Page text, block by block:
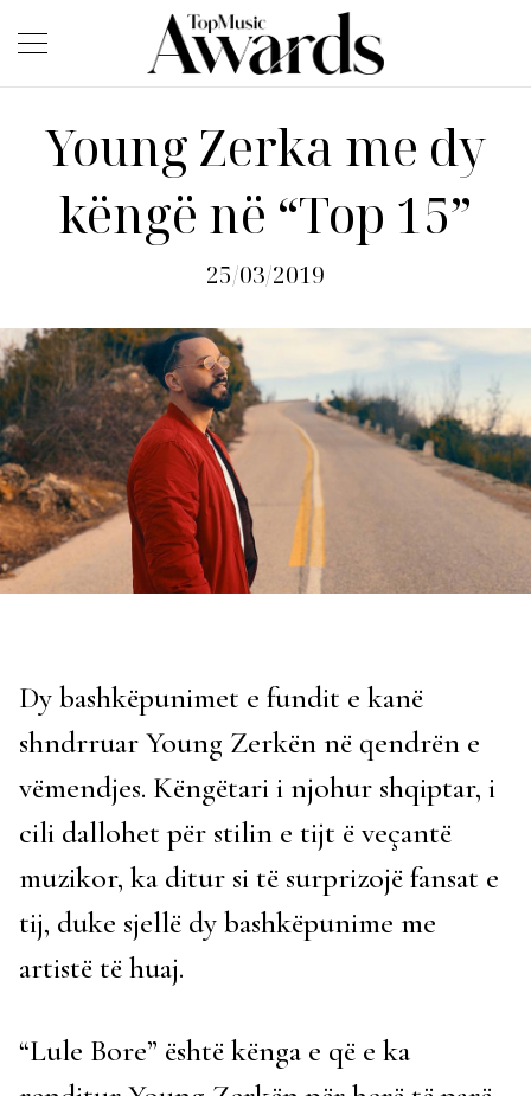
Young Zerka me dy
këngë në “Top 15”
25/03/2019
Dy bashkëpunimet e fundit e kanë
shndrruar Young Zerkën në qendrën e
vëmendjes. Këngëtari i njohur shqiptar, i
cili dallohet për stilin e tijt ë veçantë
muzikor, ka ditur si të surprizojë fansat e
tij, duke sjellë dy bashkëpunime me
artistë të huaj.
“Lule Bore” është kënga e që e ka